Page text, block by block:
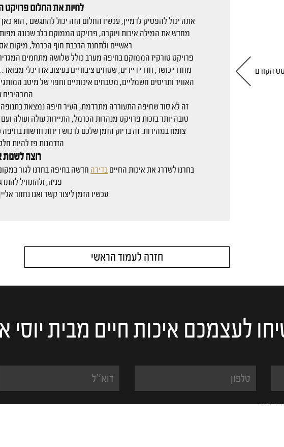
הקודם
לחיות את החלום פרויקט
אתה יכול להפסיק לדמיין, עכשיו החלום הזה יכול להתגשם , הוא
מחדש את המילה איכות ויוקרה, פרויקט הממוקם בלב שכונה
ראשיים ולתחנת הרכבת חוף הכרמל, מיקום
פרויקט טורקיז הממוקם בחיפה מערב כולל שלושה מתחמים
מחדרי כושר, חדרי דיירים, שטחים ציבוריים בעיצוב אדריכלי
האוויר ותריסים חשמליים, מטבחים איכותיים וחפוי של מיטב
המרהיבים
זה לא סוד שחיפה התעוררה מתרדמת, העיר חיפה נמצאת
טובה יותר בזכות פרויקט מנהרות הכרמל, התיירות עולה ועולה
צומח במהירות. זה בדיוק הזמן שלכם לרכוש דירות חדשות
הזדמנות פז להיות
רוצה לשנות
בחרנו לשדרג את איכות החייםבדירה חדשה בחיפה בחרנו לגור
פניה, ולהתחיל
עכשיו הזמן ליצור קשר ואנו נחזור
חזרה לעמוד הראשי
לעצמכם איכות חיים מבית יוסי
אברהמי